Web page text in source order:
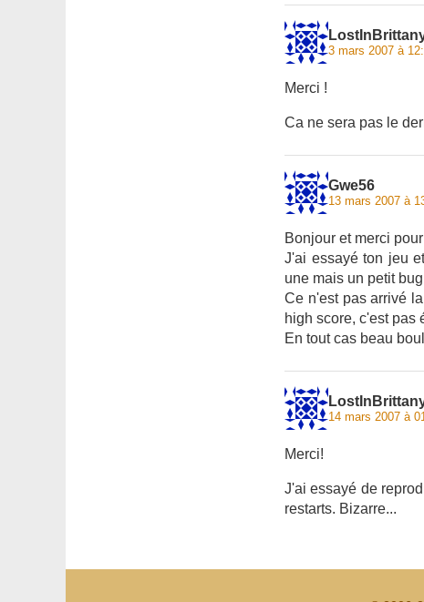
3 mars 2007 à
Merci !
Ca ne sera pas le
Gwe56
13 mars 2007 à
Bonjour et merci
J'ai essayé ton jeu
une mais un petit
Ce n'est pas arrivé
high score, c'est pas
En tout cas beau
14 mars 2007 à
Merci!
J'ai essayé de
restarts. Bizarre...